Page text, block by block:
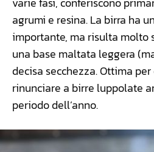
agrumi e resina. La birra ha
importante, ma risulta molto
una base maltata leggera
decisa secchezza. Ottima
rinunciare a birre luppolate
periodo dell’anno.